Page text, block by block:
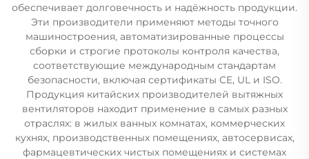
обеспечивает долговечность и надёжность продукции.
Эти производители применяют методы точного
машиностроения, автоматизированные процессы
сборки и строгие протоколы контроля качества,
соответствующие международным стандартам
безопасности, включая сертификаты CE, UL и ISO.
Продукция китайских производителей вытяжных
вентиляторов находит применение в самых разных
отраслях: в жилых ванных комнатах, коммерческих
кухнях, производственных помещениях, автосервисах,
фармацевтических чистых помещениях и системах